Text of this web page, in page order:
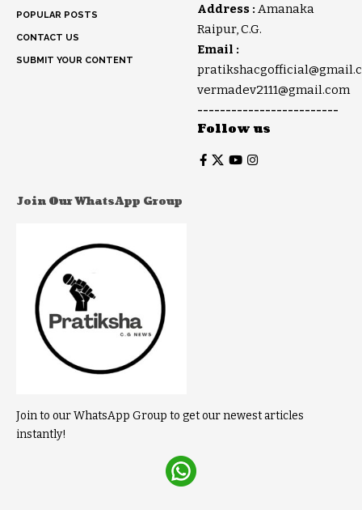
POPULAR POSTS
CONTACT US
SUBMIT YOUR CONTENT
Address : Amanaka
Raipur, C.G.
Email :
vermadev2111@gmail.com
-------------------------
Follow us
Join Our WhatsApp Group
Join to our WhatsApp Group to get our newest articles
instantly!